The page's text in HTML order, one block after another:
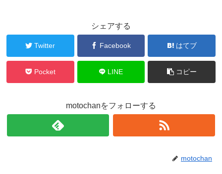
シェアする
Twitter Facebook はてブ
Pocket LINE コピー
motochanをフォローする
motochan